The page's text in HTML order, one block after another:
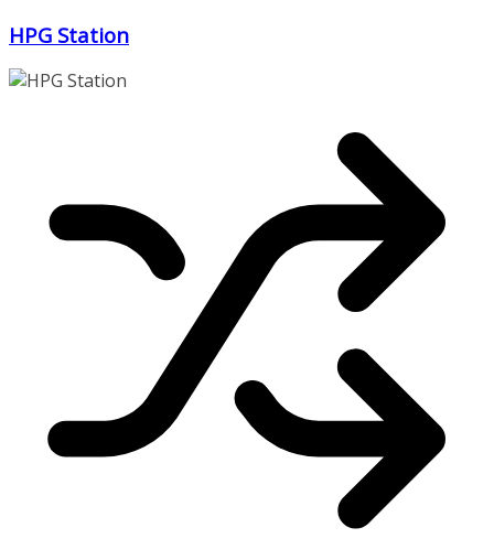
Zum
springen
HPG Station